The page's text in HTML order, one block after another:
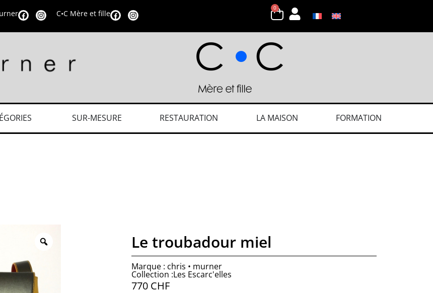
C•C Mère et fille
0
SUR-MESURE RESTAURATION LA MAISON FORMATION
Le troubadour miel
Marque : chris • murner
Collection :Les Escarc'elles
770 CHF